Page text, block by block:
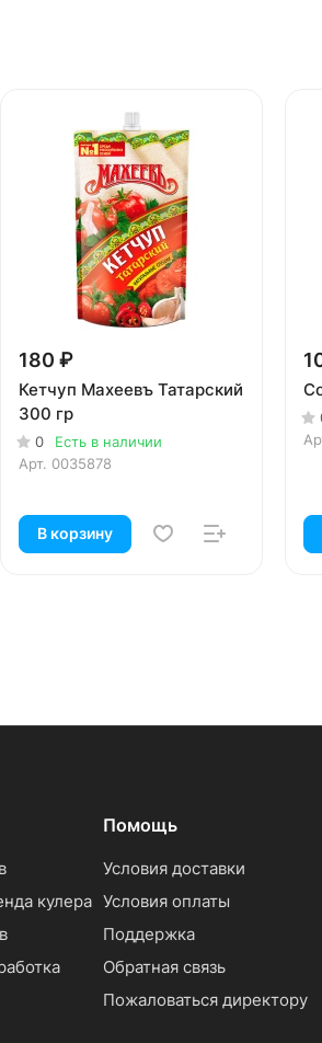
180 ₽
Кетчуп Махеевъ Татарский
300 гр
0
Есть в наличии
Арт. 0035878
В корзину
кулера
Помощь
Условия доставки
Условия оплаты
Поддержка
Обратная связь
Пожаловаться директору